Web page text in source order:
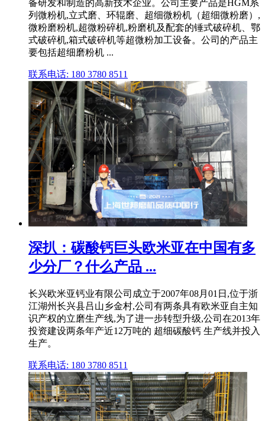
备研发和制造的高新技术企业。公司主要产品是HGM系
列微粉机,立式磨、环辊磨、超细微粉机（超细微粉磨）,
微粉磨粉机,超微粉碎机,粉磨机及配套的锤式破碎机、鄂
式破碎机,箱式破碎机等超微粉加工设备。公司的产品主
要包括超细磨粉机 ...
联系电话: 180 3780 8511
深扒：碳酸钙巨头欧米亚在中国有多
少分厂？什么产品 ...
长兴欧米亚钙业有限公司成立于2007年08月01日,位于浙
江湖州长兴县吕山乡金村,公司有两条具有欧米亚自主知
识产权的立磨生产线,为了进一步转型升级,公司在2013年
投资建设两条年产近12万吨的 超细碳酸钙 生产线并投入
生产。
联系电话: 180 3780 8511